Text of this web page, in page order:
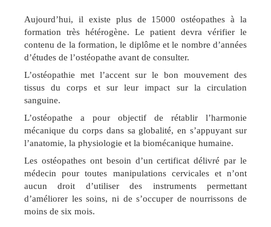
Aujourd’hui, il existe plus de 15000 ostéopathes à la
formation très hétérogène. Le patient devra vérifier le
contenu de la formation, le diplôme et le nombre d’années
d’études de l’ostéopathe avant de consulter.
L’ostéopathie met l’accent sur le bon mouvement des
tissus du corps et sur leur impact sur la circulation
sanguine.
L’ostéopathe a pour objectif de rétablir l’harmonie
mécanique du corps dans sa globalité, en s’appuyant sur
l’anatomie, la physiologie et la biomécanique humaine.
Les ostéopathes ont besoin d’un certificat délivré par le
médecin pour toutes manipulations cervicales et n’ont
aucun droit d’utiliser des instruments permettant
d’améliorer les soins, ni de s’occuper de nourrissons de
moins de six mois.